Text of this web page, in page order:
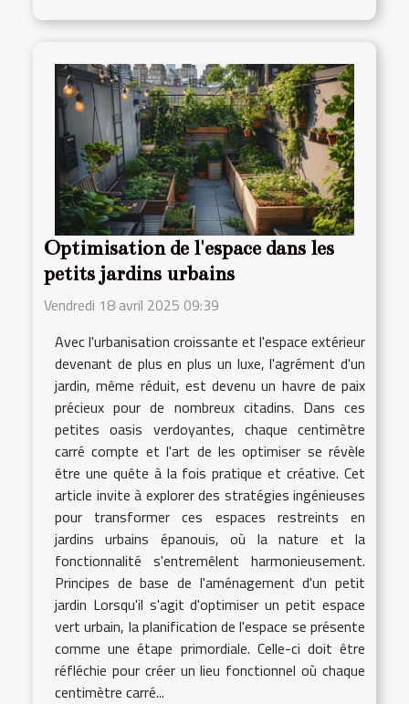
Optimisation de l'espace dans les
petits jardins urbains
Vendredi 18 avril 2025 09:39
Avec l'urbanisation croissante et l'espace extérieur
devenant de plus en plus un luxe, l'agrément d'un
jardin, même réduit, est devenu un havre de paix
précieux pour de nombreux citadins. Dans ces
petites oasis verdoyantes, chaque centimètre
carré compte et l'art de les optimiser se révèle
être une quête à la fois pratique et créative. Cet
article invite à explorer des stratégies ingénieuses
pour transformer ces espaces restreints en
jardins urbains épanouis, où la nature et la
fonctionnalité s'entremêlent harmonieusement.
Principes de base de l'aménagement d'un petit
jardin Lorsqu'il s'agit d'optimiser un petit espace
vert urbain, la planification de l'espace se présente
comme une étape primordiale. Celle-ci doit être
réfléchie pour créer un lieu fonctionnel où chaque
centimètre carré...